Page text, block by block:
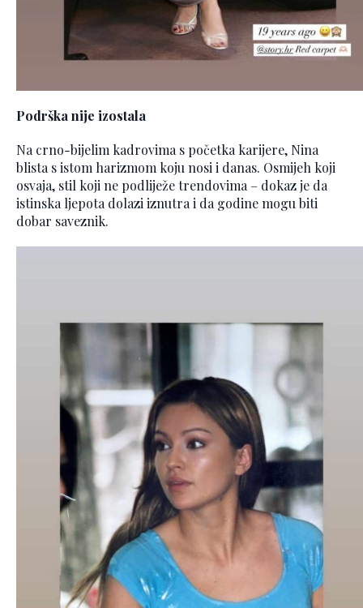
Podrška nije izostala
Na crno-bijelim kadrovima s početka karijere, Nina
blista s istom harizmom koju nosi i danas. Osmijeh koji
osvaja, stil koji ne podliježe trendovima – dokaz je da
istinska ljepota dolazi iznutra i da godine mogu biti
dobar saveznik.